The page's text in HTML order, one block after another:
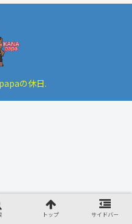
の休日.
トップ サイドバー